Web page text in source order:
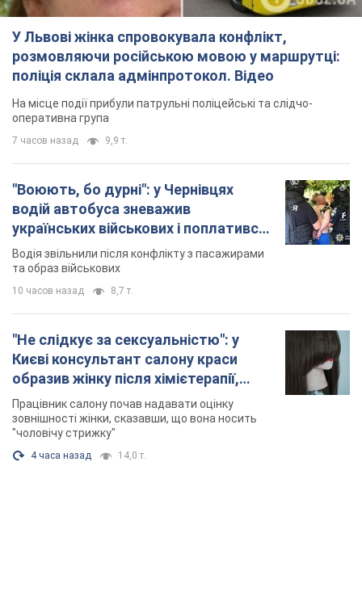
У Львові жінка спровокувала конфлікт,
розмовляючи російською мовою у маршрутці:
поліція склала адмінпротокол. Відео
На місце події прибули патрульні поліцейські та слідчо-
оперативна група
7 часов назад 9,9 т.
"Воюють, бо дурні": у Чернівцях
водій автобуса зневажив
українських військових і поплатився.
Відео
Водія звільнили після конфлікту з пасажирами
та образ військових
10 часов назад 8,7 т.
"Не слідкує за сексуальністю": у
Києві консультант салону краси
образив жінку після хімієтерапії,
розгорівся скандал. Фото
Працівник салону почав надавати оцінку
зовнішності жінки, сказавши, що вона носить
"чоловічу стрижку"
4 часа назад 14,0 т.